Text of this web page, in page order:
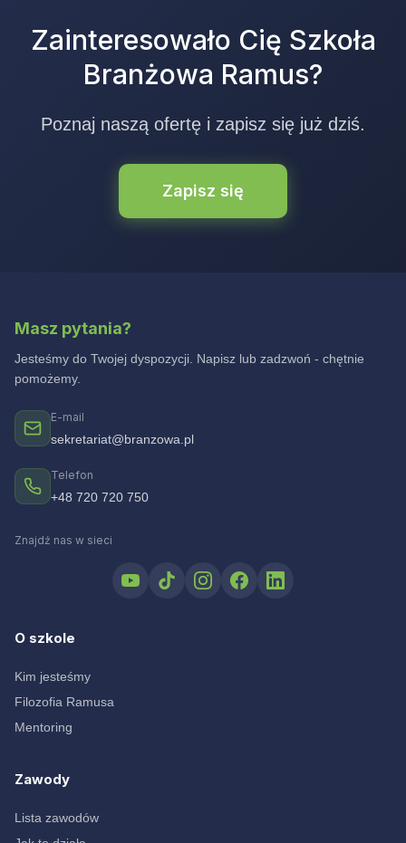
Zainteresowało Cię Szkoła
Branżowa Ramus?
Poznaj naszą ofertę i zapisz się już dziś.
Zapisz się
Masz pytania?
Jesteśmy do Twojej dyspozycji. Napisz lub zadzwoń - chętnie
pomożemy.
E-mail
sekretariat@branzowa.pl
Telefon
+48 720 720 750
Znajdź nas w sieci
O szkole
Kim jesteśmy
Filozofia Ramusa
Mentoring
Zawody
Lista zawodów